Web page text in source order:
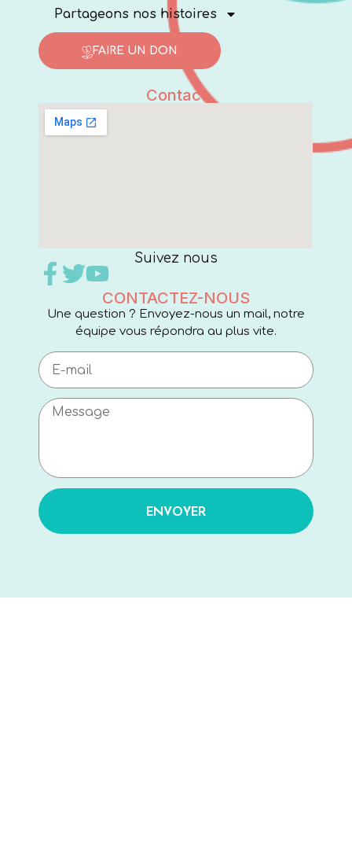
Partageons nos histoires
FAIRE UN DON
Contact
Suivez nous
CONTACTEZ-NOUS
Une question ? Envoyez-nous un mail, notre
équipe vous répondra au plus vite.
ENVOYER